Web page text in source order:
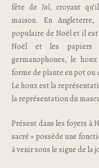
fête de Jul, croyant
maison. En
populaire de Noël et il
Noël et les papiers
germanophones, le
forme de plante en pot ou
Le houx est la
la représentation du
Présent dans les foyers à
sacré » possède une
à venir sous le signe de la